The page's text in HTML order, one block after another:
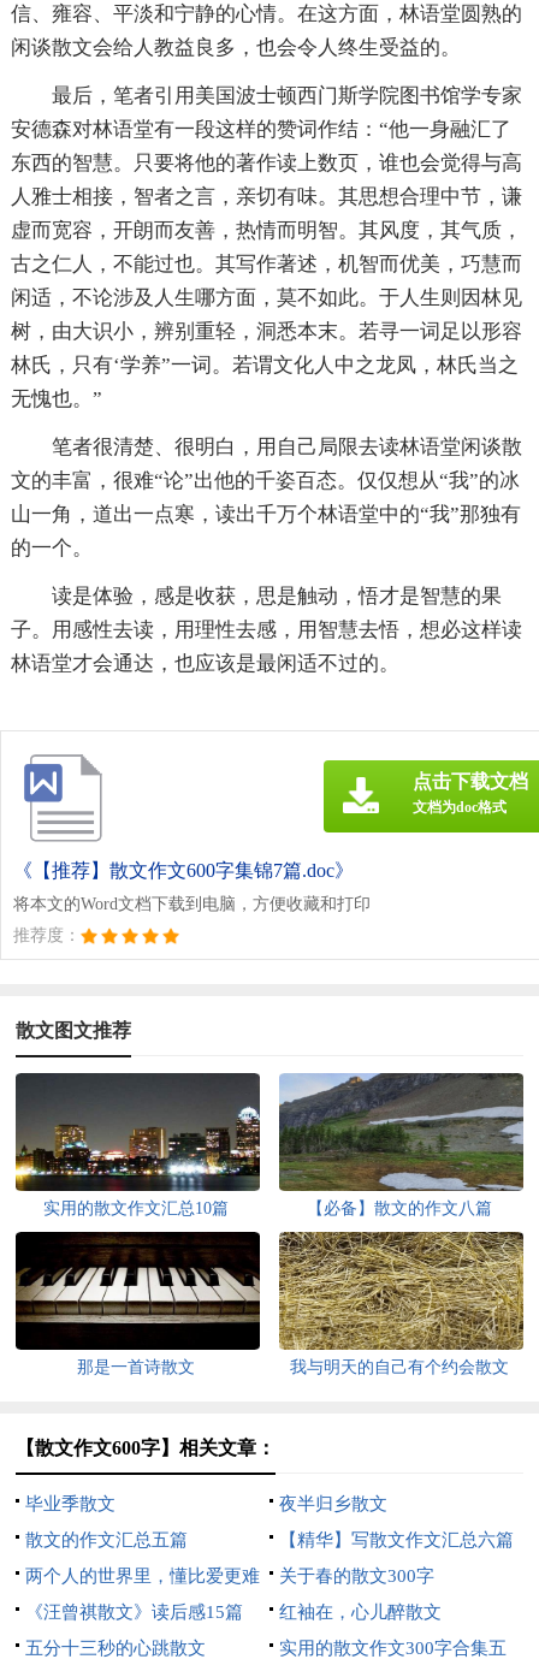
信、雍容、平淡和宁静的心情。在这方面，林语堂圆熟的
闲谈散文会给人教益良多，也会令人终生受益的。
最后，笔者引用美国波士顿西门斯学院图书馆学专家
安德森对林语堂有一段这样的赞词作结：“他一身融汇了
东西的智慧。只要将他的著作读上数页，谁也会觉得与高
人雅士相接，智者之言，亲切有味。其思想合理中节，谦
虚而宽容，开朗而友善，热情而明智。其风度，其气质，
古之仁人，不能过也。其写作著述，机智而优美，巧慧而
闲适，不论涉及人生哪方面，莫不如此。于人生则因林见
树，由大识小，辨别重轻，洞悉本末。若寻一词足以形容
林氏，只有‘学养”一词。若谓文化人中之龙凤，林氏当之
无愧也。”
笔者很清楚、很明白，用自己局限去读林语堂闲谈散
文的丰富，很难“论”出他的千姿百态。仅仅想从“我”的冰
山一角，道出一点寒，读出千万个林语堂中的“我”那独有
的一个。
读是体验，感是收获，思是触动，悟才是智慧的果
子。用感性去读，用理性去感，用智慧去悟，想必这样读
林语堂才会通达，也应该是最闲适不过的。
《【推荐】散文作文600字集锦7篇.doc》
将本文的Word文档下载到电脑，方便收藏和打印
推荐度：
点击下载文档
文档为doc格式
散文图文推荐
实用的散文作文汇总10篇 【必备】散文的作文八篇
那是一首诗散文 我与明天的自己有个约会散文
【散文作文600字】相关文章：
毕业季散文
夜半归乡散文
散文的作文汇总五篇
【精华】写散文作文汇总六篇
两个人的世界里，懂比爱更难
散文
关于春的散文300字
《汪曾祺散文》读后感15篇
红袖在，心儿醉散文
五分十三秒的心跳散文
实用的散文作文300字合集五